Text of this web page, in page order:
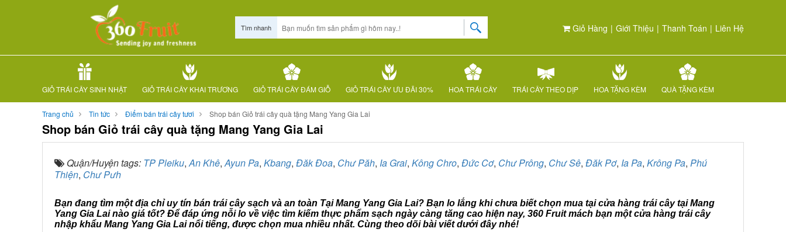
Giỏ Hàng | Giới Thiệu | Thanh Toán | Liên Hệ
Tìm nhanh
GIỎ TRÁI CÂY SINH NHẬT GIỎ TRÁI CÂY KHAI TRƯƠNG GIỎ TRÁI CÂY ĐÁM GIỖ GIỎ TRÁI CÂY ƯU ĐÃI 30% HOA TRÁI CÂY TRÁI CÂY THEO DỊP HOA TẶNG KÈM QUÀ TẶNG KÈM
Trang chủ Tin tức Điểm bán trái cây tươi Shop bán Giỏ trái cây quà tặng Mang Yang Gia Lai
Shop bán Giỏ trái cây quà tặng Mang Yang Gia Lai
Quận/Huyện tags: TP Pleiku,An Khê,Ayun Pa, Kbang, Đăk Đoa, Chư Păh, Ia Grai, Kông Chro, Đức Cơ, Chư Prông, Chư Sê, Đăk Pơ, Ia Pa, Krông Pa, Phú
Thiện, Chư Pưh
Bạn đang tìm một địa chỉ uy tín bán trái cây sạch và an toàn Tại Mang Yang Gia Lai? Bạn lo lắng khi chưa biết chọn mua tại cửa hàng trái cây tại Mang
Yang Gia Lai nào giá tốt? Để đáp ứng nỗi lo về việc tìm kiếm thực phẩm sạch ngày càng tăng cao hiện nay, 360 Fruit mách bạn một cửa hàng trái cây
nhập khẩu Mang Yang Gia Lai nổi tiếng, được chọn mua nhiều nhất. Cùng theo dõi bài viết dưới đây nhé!